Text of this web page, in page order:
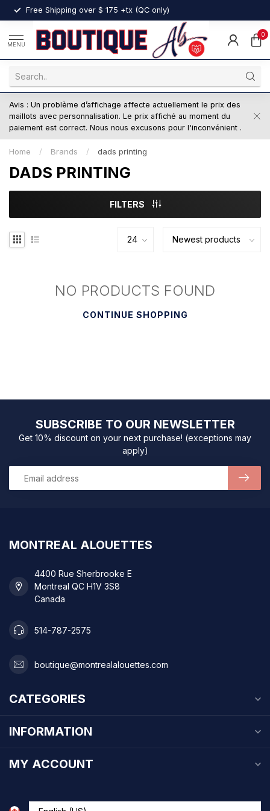
Free Shipping over $ 175 +tx (QC only)
MENU
0
Avis : Un problème d’affichage affecte actuellement le prix des
maillots avec personnalisation. Le prix affiché au moment du
paiement est correct. Nous nous excusons pour l'inconvénient .
Home / Brands / dads printing
DADS PRINTING
FILTERS
NO PRODUCTS FOUND
CONTINUE SHOPPING
SUBSCRIBE TO OUR NEWSLETTER
Get 10% discount on your next purchase! (exceptions may
apply)
MONTREAL ALOUETTES
4400 Rue Sherbrooke E
Montreal QC H1V 3S8
Canada
514-787-2575
boutique@montrealalouettes.com
CATEGORIES
INFORMATION
MY ACCOUNT